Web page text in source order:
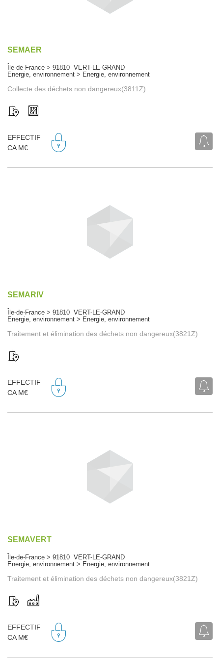
SEMAER
Île-de-France > 91810 VERT-LE-GRAND
Energie, environnement > Energie, environnement
Collecte des déchets non dangereux(3811Z)
EFFECTIF
CA M€
SEMARIV
Île-de-France > 91810 VERT-LE-GRAND
Energie, environnement > Energie, environnement
Traitement et élimination des déchets non dangereux(3821Z)
EFFECTIF
CA M€
SEMAVERT
Île-de-France > 91810 VERT-LE-GRAND
Energie, environnement > Energie, environnement
Traitement et élimination des déchets non dangereux(3821Z)
EFFECTIF
CA M€